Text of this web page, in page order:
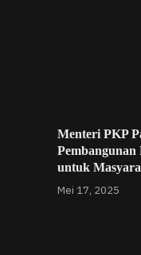
Menteri PKP
untuk
Mei 17, 2025